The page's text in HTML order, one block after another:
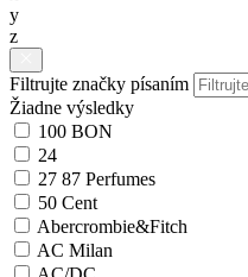
y
z
Filtrujte značky písaním
Žiadne výsledky
100 BON
24
27 87 Perfumes
50 Cent
Abercrombie&Fitch
AC Milan